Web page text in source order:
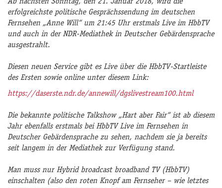
Ab nächsten Sonntag, den 21. Januar 2018, wird die
erfolgreichste politische Gesprächssendung im deutschen
Fernsehen „Anne Will“ um 21:45 Uhr erstmals Live im HbbTV
und auch in der NDR-Mediathek in Deutscher Gebärdensprache
ausgestrahlt.
Diesen neuen Service gibt es Live über die HbbTV-Startleiste
des Ersten sowie online unter diesem Link:
https://daserste.ndr.de/annewill/dgslivestream100.html
Die bekannte politische Talkshow „Hart aber Fair“ ist ab diesem
Jahr ebenfalls erstmals bei HbbTV Live im Fernsehen in
Deutscher Gebärdensprache zu sehen, nachdem sie ja bereits
seit langem in der Mediathek zur Verfügung stand.
Man muss nur Hybrid broadcast broadband TV (HbbTV)
einschalten (also den roten Knopf am Fernseher – wie letztes